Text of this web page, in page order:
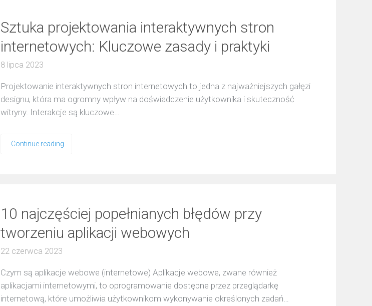
Sztuka projektowania interaktywnych stron
internetowych: Kluczowe zasady i praktyki
8 lipca 2023
Projektowanie interaktywnych stron internetowych to jedna z najważniejszych gałęzi
designu, która ma ogromny wpływ na doświadczenie użytkownika i skuteczność
witryny. Interakcje są kluczowe…
Continue reading
10 najczęściej popełnianych błędów przy
tworzeniu aplikacji webowych
22 czerwca 2023
Czym są aplikacje webowe (internetowe) Aplikacje webowe, zwane również
aplikacjami internetowymi, to oprogramowanie dostępne przez przeglądarkę
internetową, które umożliwia użytkownikom wykonywanie określonych zadań…